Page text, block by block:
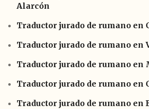
Alarcón
Traductor jurado de rumano en
Traductor jurado de rumano en
Traductor jurado de rumano en
Traductor jurado de rumano en
Traductor jurado de rumano en